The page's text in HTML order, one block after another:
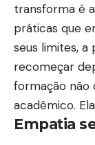
transforma é
práticas que
seus limites, a
recomeçar
formação
acadêmico.
Empatia